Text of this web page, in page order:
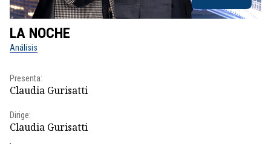
LA NOCHE
Análisis
Presenta:
Claudia Gurisatti
Dirige:
Claudia Gurisatti